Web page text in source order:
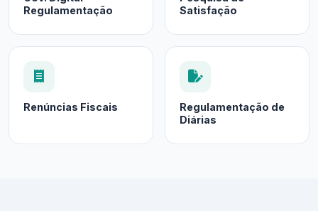
Regulamentação
Satisfação
Renúncias Fiscais
Regulamentação de
Diárias